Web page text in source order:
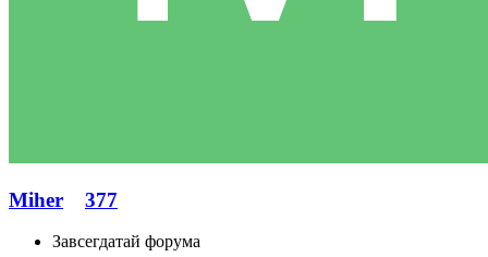
Miher 377
Завсегдатай форума